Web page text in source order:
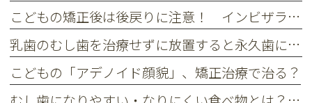
こどもの矯正後は後戻りに注意！ インビザライン・ファースト後のリテーナーについて
乳歯のむし歯を治療せずに放置すると永久歯にどんな影響がある？
こどもの「アデノイド顔貌」、矯正治療で治る？